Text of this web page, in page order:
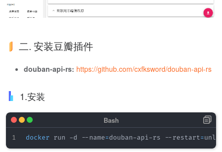
二. 安装豆瓣插件
douban-api-rs: https://github.com/cxfksword/douban-api-rs
1.安装
docker run -d --name=douban-api-rs --restart=